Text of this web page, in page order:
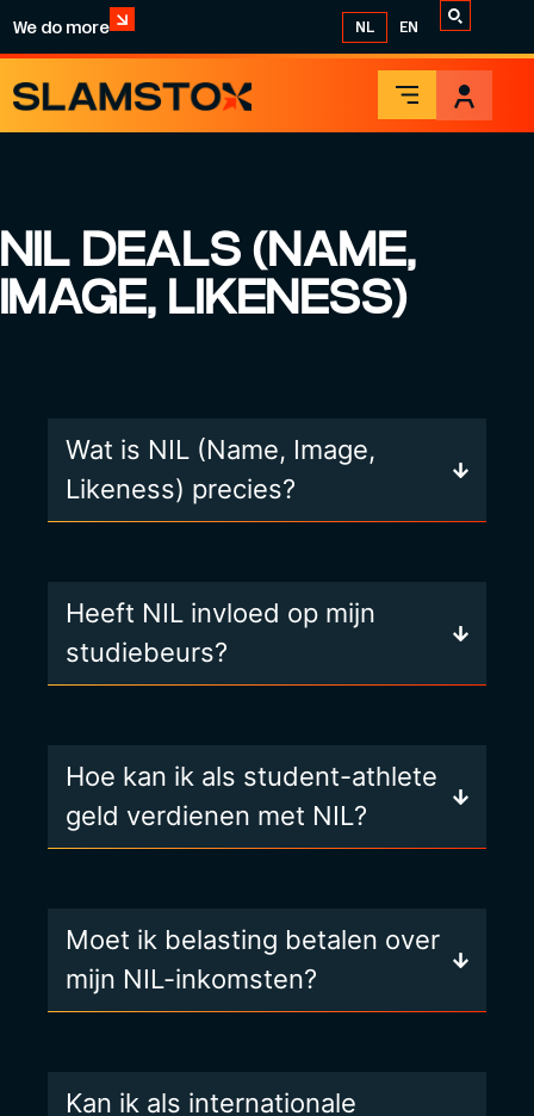
We do more NL EN
NIL DEALS (NAME,
IMAGE, LIKENESS)
Wat is NIL (Name, Image,
Likeness) precies?
Heeft NIL invloed op mijn
studiebeurs?
Hoe kan ik als student-athlete
geld verdienen met NIL?
Moet ik belasting betalen over
mijn NIL-inkomsten?
Kan ik als internationale